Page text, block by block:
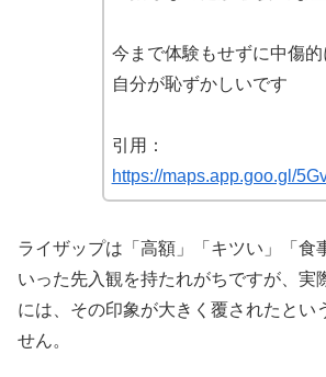
今まで体験もせずに中傷
自分が恥ずかしいです
引用：
https://maps.app.goo.gl/
ライザップは「高額」「キツい」「食
いった先入観を持たれがちですが、実
には、その印象が大きく覆されたとい
せん。